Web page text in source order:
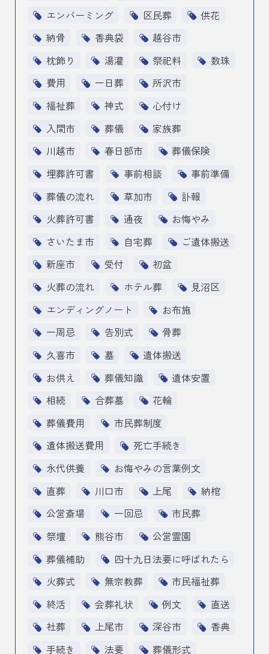
エンバーミング
区民葬
供花
納骨
香典袋
越谷市
枕飾り
湯灌 祭祀料
数珠
費用
一日葬
所沢市
福祉葬
神式
心付け
入間市
葬儀
家族葬
川越市
春日部市
葬儀保険
埋葬許可書
事前相談
事前準備
葬儀の流れ
草加市
訃報
火葬許可書
通夜
お悔やみ
さいたま市
自宅葬
ご遺体搬送
新座市
受付
初盆
火葬の流れ
ホテル葬
見沼区
エンディングノート
お布施
一周忌
告別式
骨葬
久喜市
墓
遺体搬送
お供え
葬儀知識
遺体安置
相続
合葬墓
花輪
葬儀費用
市民葬制度
遺体搬送費用
死亡手続き
永代供養
お悔やみの言葉例文
直葬
川口市 上尾
納棺
公営斎場
一回忌
市民葬
祭壇
熊谷市
公営霊園
葬儀補助
四十九日法要に呼ばれたら
火葬式
無宗教葬
市民福祉葬
終活
会葬礼状 例文
直送
社葬
上尾市 深谷市
香典
手続き
法要
葬儀形式